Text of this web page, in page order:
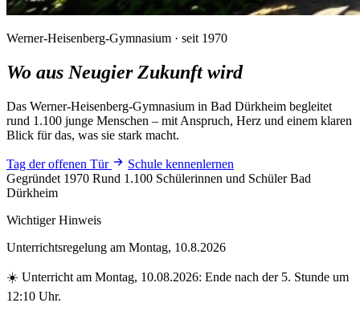
Werner-Heisenberg-Gymnasium · seit 1970
Wo aus Neugier Zukunft wird
Das Werner-Heisenberg-Gymnasium in Bad Dürkheim begleitet
rund 1.100 junge Menschen – mit Anspruch, Herz und einem klaren
Blick für das, was sie stark macht.
Tag der offenen Tür
Schule kennenlernen
Gegründet 1970 Rund 1.100 Schülerinnen und Schüler Bad
Dürkheim
Wichtiger Hinweis
Unterrichtsregelung am Montag, 10.8.2026
☀️ Unterricht am Montag, 10.08.2026: Ende nach der 5. Stunde um
12:10 Uhr.